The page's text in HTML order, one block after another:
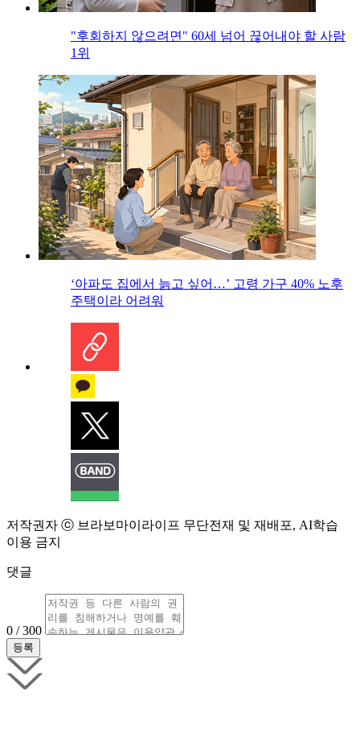
"후회하지 않으려면" 60세 넘어 끊어내야 할 사람
1위
‘아파도 집에서 늙고 싶어…’ 고령 가구 40% 노후
주택이라 어려워
저작권자 ⓒ 브라보마이라이프 무단전재 및 재배포, AI학습
이용 금지
댓글
0 / 300